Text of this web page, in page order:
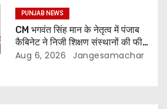
PUNJAB NEWS
CM भगवंत सिंह मान के नेतृत्व में पंजाब
कैबिनेट ने निजी शिक्षण संस्थानों की फीस
नियमन (संशोधन) विधेयक-2026 को
Aug 6, 2026 Jangesamachar